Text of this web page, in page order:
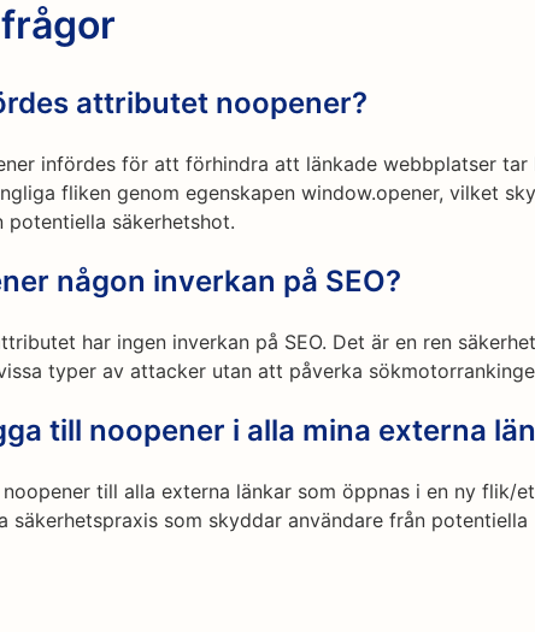
attributet noopener?
infördes för att förhindra att länkade webbplatser tar
fliken genom egenskapen window.opener, vilket
potentiella säkerhetshot.
någon inverkan på SEO?
har ingen inverkan på SEO. Det är en ren
typer av attacker utan att påverka
till noopener i alla mina externa
till alla externa länkar som öppnas i en ny flik/
säkerhetspraxis som skyddar användare från potentiella